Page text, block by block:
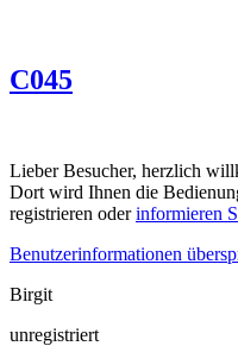
C045
Lieber Besucher, herzlich
Dort wird Ihnen die
registrieren oderinformieren
Benutzerinformationen
Birgit
unregistriert